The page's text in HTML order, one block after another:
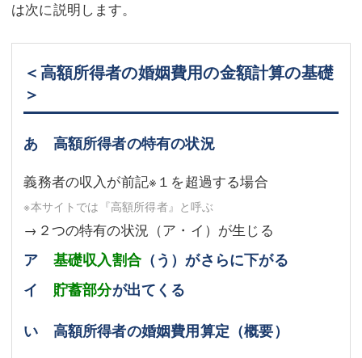
は次に説明します。
＜高額所得者の婚姻費用の金額計算の基礎
＞
あ 高額所得者の特有の状況
義務者の収入が前記※１を超過する場合
※本サイトでは『高額所得者』と呼ぶ
→２つの特有の状況（ア・イ）が生じる
ア 基礎収入割合（う）がさらに下がる
イ 貯蓄部分が出てくる
い 高額所得者の婚姻費用算定（概要）